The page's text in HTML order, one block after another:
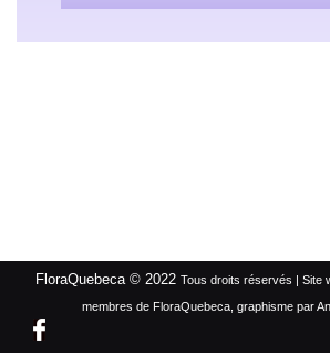
FloraQuebeca © 2022 Tous droits réservés | Site
membres de FloraQuebeca, graphisme par